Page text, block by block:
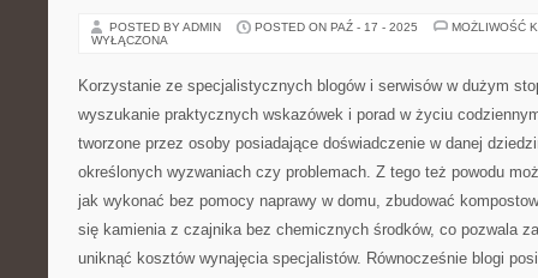
POSTED BY ADMIN POSTED ON PAŹ - 17 - 2025
MOŻLIWOŚĆ
WYŁĄCZONA
Korzystanie ze specjalistycznych blogów i serwisów w dużym
wyszukanie praktycznych wskazówek i porad w życiu
tworzone przez osoby posiadające doświadczenie w danej
określonych wyzwaniach czy problemach. Z tego też powodu
jak wykonać bez pomocy naprawy w domu, zbudować
się kamienia z czajnika bez chemicznych środków, co pozwala
uniknąć kosztów wynajęcia specjalistów. Równocześnie blogi